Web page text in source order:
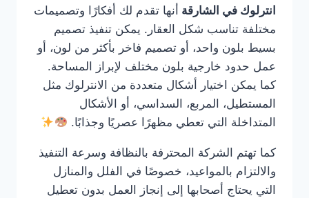
انترلوك في الشارقة أنها تقدم لك أفكارًا وتصميمات
مختلفة تناسب شكل العقار. يمكن تنفيذ تصميم
بسيط بلون واحد، أو تصميم فاخر بأكثر من لون، أو
عمل حدود خارجية بلون مختلف لإبراز المساحة.
كما يمكن اختيار أشكال متعددة من الانترلوك مثل
المستطيل، المربع، السداسي، أو الأشكال
المتداخلة التي تعطي مظهرًا عصريًا وجذابًا.
كما تهتم الشركة المحترفة بالنظافة وسرعة التنفيذ
والالتزام بالمواعيد، خصوصًا في الفلل والمنازل
التي يحتاج أصحابها إلى إنجاز العمل بدون تعطيل